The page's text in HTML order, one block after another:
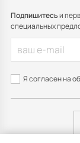
Подпишитесьи
специальных
Я согласен на